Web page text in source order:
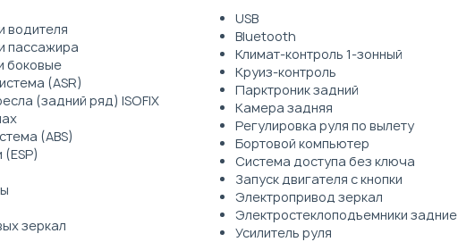
водителя
пассажира
боковые
(ASR)
(задний ряд) ISOFIX
(ABS)
зеркал
USB
Bluetooth
Климат-контроль 1-зонный
Круиз-контроль
Парктроник задний
Камера задняя
Регулировка руля по вылету
Бортовой компьютер
Система доступа без ключа
Запуск двигателя с кнопки
Электропривод зеркал
Электростеклоподъемники задние
Усилитель руля